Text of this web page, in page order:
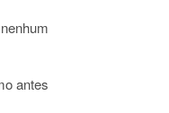
antes